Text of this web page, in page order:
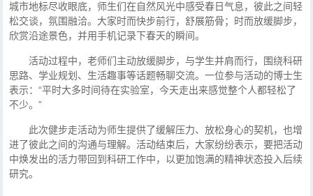
城市地标尽收眼底，师生们在自然风光中感受春日气息，彼此之间轻
松交谈，氛围融洽。大家时而快步前行，舒展筋骨；时而放缓脚步，
欣赏沿途景色，并用手机记录下春天的瞬间。
活动过程中，老师们主动放缓脚步，与学生并肩而行，围绕科研
思路、学业规划、生活趣事等话题畅聊交流。一位参与活动的博士生
表示：“平时大多时间待在实验室，今天走出来感觉整个人都轻松了
不少。”
此次健步走活动为师生提供了缓解压力、放松身心的契机，也增
进了彼此之间的沟通与理解。活动结束后，大家纷纷表示，要把活动
中焕发出的活力带回到科研工作中，以更加饱满的精神状态投入后续
研究。